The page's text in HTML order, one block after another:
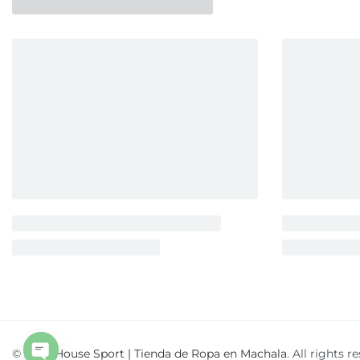
© 2026 House Sport | Tienda de Ropa en Machala. All rights
O
p
e
n
c
h